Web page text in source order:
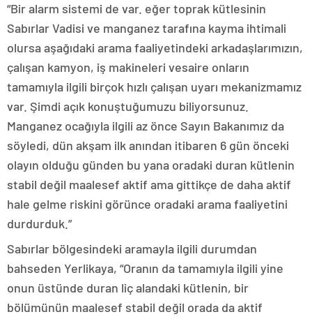
“Bir alarm sistemi de var. eğer toprak kütlesinin
Sabırlar Vadisi ve manganez tarafına kayma ihtimali
olursa aşağıdaki arama faaliyetindeki arkadaşlarımızın,
çalışan kamyon, iş makineleri vesaire onların
tamamıyla ilgili birçok hızlı çalışan uyarı mekanizmamız
var. Şimdi açık konuştuğumuzu biliyorsunuz.
Manganez ocağıyla ilgili az önce Sayın Bakanımız da
söyledi, dün akşam ilk anından itibaren 6 gün önceki
olayın olduğu günden bu yana oradaki duran kütlenin
stabil değil maalesef aktif ama gittikçe de daha aktif
hale gelme riskini görünce oradaki arama faaliyetini
durdurduk.”
Sabırlar bölgesindeki aramayla ilgili durumdan
bahseden Yerlikaya, “Oranın da tamamıyla ilgili yine
onun üstünde duran liç alandaki kütlenin, bir
bölümünün maalesef stabil değil orada da aktif